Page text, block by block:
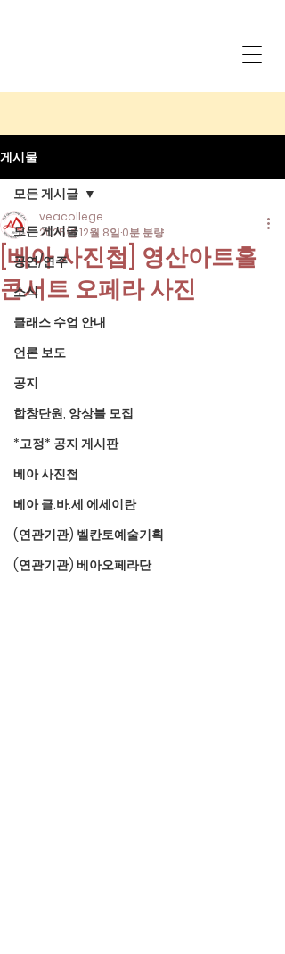
게시물
모든 게시글
공연/연주
소식
클래스 수업 안내
언론 보도
공지
합창단원, 앙상블 모집
*고정* 공지 게시판
베아 사진첩
베아 클.바.세 에세이란
(연관기관) 벨칸토예술기획
(연관기관) 베아오페라단
모든 게시글
[베아 사진첩] 영산아트홀
콘서트 오페라 사진
veacollege
2025년 12월 8일 0분 분량